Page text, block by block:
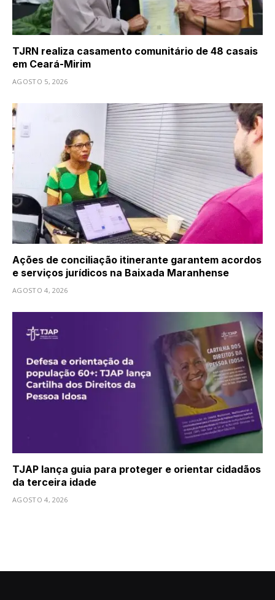
TJRN realiza casamento comunitário de 48 casais
em Ceará-Mirim
AGOSTO 5, 2026
Ações de conciliação itinerante garantem acordos
e serviços jurídicos na Baixada Maranhense
AGOSTO 4, 2026
TJAP lança guia para proteger e orientar cidadãos
da terceira idade
AGOSTO 4, 2026